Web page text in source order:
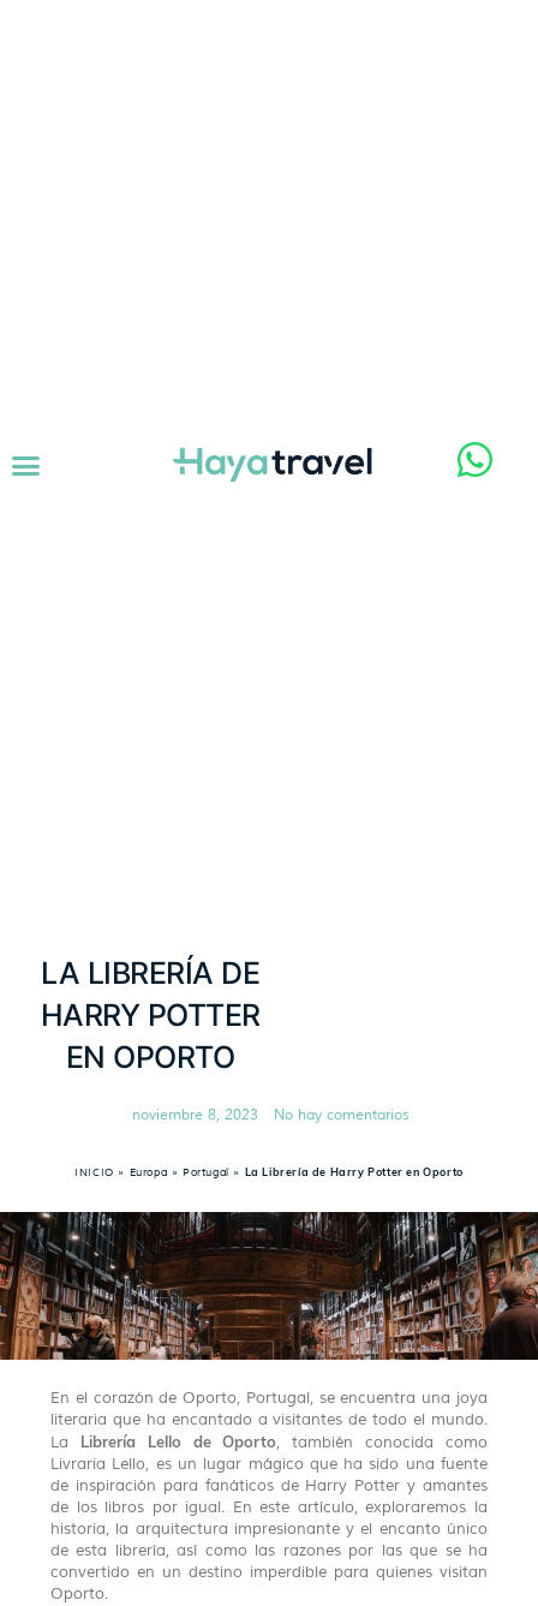
LA LIBRERÍA DE
HARRY POTTER
EN OPORTO
noviembre 8, 2023 No hay comentarios
INICIO » Europa » Portugal » La Librería de Harry Potter en Oporto
En el corazón de Oporto, Portugal, se encuentra una joya
literaria que ha encantado a visitantes de todo el mundo.
La Librería Lello de Oporto, también conocida como
Livraria Lello, es un lugar mágico que ha sido una fuente
de inspiración para fanáticos de Harry Potter y amantes
de los libros por igual. En este artículo, exploraremos la
historia, la arquitectura impresionante y el encanto único
de esta librería, así como las razones por las que se ha
convertido en un destino imperdible para quienes visitan
Oporto.